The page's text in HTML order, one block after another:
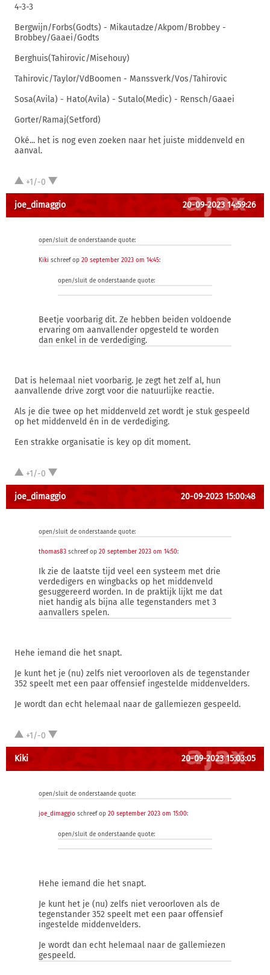
4-3-3
Bergwijn/Forbs(Godts) - Mikautadze/Akpom/Brobbey -
Brobbey/Gaaei/Godts
Berghuis(Tahirovic/Misehouy)
Tahirovic/Taylor/VdBoomen - Manssverk/Vos/Tahirovic
Sosa(Avila) - Hato(Avila) - Sutalo(Medic) - Rensch/Gaaei
Gorter/Ramaj(Setford)
Oké... het is nog even zoeken naar het juiste middenveld en
aanval.
+1/-0
joe_dimaggio 20-09-2023 14:59:26
open/sluit de onderstaande quote:
Kiki schreef op 20 september 2023 om 14:45:
open/sluit de onderstaande quote:
Beetje voorbarig dit. Ze hebben beiden voldoende
ervaring om aanvallender opgesteld te worden
dan enkel in de verdediging.
Dat is helemaal niet voorbarig. Je zegt het zelf al, hun
aanvallende drive zorgt voor die natuurlijke reactie.
Als je die twee op het middenveld zet wordt je stuk gespeeld
op het middenveld én in de verdediging.
Een strakke organisatie is key op dit moment.
+1/-0
joe_dimaggio 20-09-2023 15:00:48
open/sluit de onderstaande quote:
thomas83 schreef op 20 september 2023 om 14:50:
Ik zie de laatste tijd veel een systeem met drie
verdedigers en wingbacks op het middenveld
gesuggereerd worden. In de praktijk lijkt me dat
niet handig als bijna alle tegenstanders met 3
aanvallers spelen.
Hehe iemand die het snapt.
Je kunt het je (nu) zelfs niet veroorloven als de tegenstander
352 speelt met een paar offensief ingestelde middenvelders.
Je wordt dan echt helemaal naar de gallemiezen gespeeld.
+1/-0
Kiki 20-09-2023 15:03:05
open/sluit de onderstaande quote:
joe_dimaggio schreef op 20 september 2023 om 15:00:
open/sluit de onderstaande quote:
Hehe iemand die het snapt.
Je kunt het je (nu) zelfs niet veroorloven als de
tegenstander 352 speelt met een paar offensief
ingestelde middenvelders.
Je wordt dan echt helemaal naar de gallemiezen
gespeeld.